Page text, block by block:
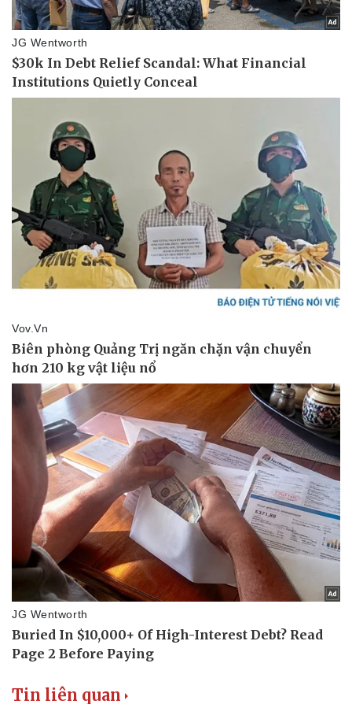
Pháp luật
Tin nóng
Tư vấn luật
Quân sự - Quốc phòng
Vũ khí
Việt Nam
Phân tích
Tin liên quan